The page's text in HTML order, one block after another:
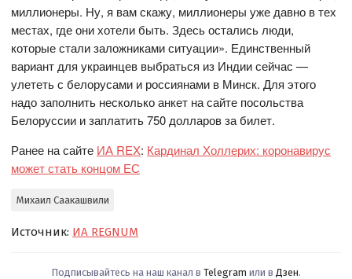
миллионеры. Ну, я вам скажу, миллионеры уже давно в тех
местах, где они хотели быть. Здесь остались люди,
которые стали заложниками ситуации». Единственный
вариант для украинцев выбраться из Индии сейчас —
улететь с белорусами и россиянами в Минск. Для этого
надо заполнить несколько анкет на сайте посольства
Белоруссии и заплатить 750 долларов за билет.
Ранее на сайте ИА REX: Кардинал Холлерих: коронавирус
может стать концом ЕС
Михаил Саакашвили
Источник: ИА REGNUM
Подписывайтесь на наш канал в Telegram или в Дзен.